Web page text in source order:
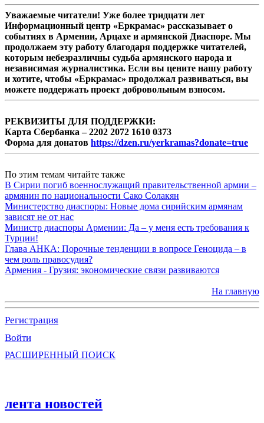
Уважаемые читатели! Уже более тридцати лет
Информационный центр «Еркрамас» рассказывает о
событиях в Армении, Арцахе и армянской Диаспоре. Мы
продолжаем эту работу благодаря поддержке читателей,
которым небезразличны судьба армянского народа и
независимая журналистика. Если вы цените нашу работу
и хотите, чтобы «Еркрамас» продолжал развиваться, вы
можете поддержать проект добровольным взносом.
РЕКВИЗИТЫ ДЛЯ ПОДДЕРЖКИ:
Карта Сбербанка – 2202 2072 1610 0373
Форма для донатов https://dzen.ru/yerkramas?donate=true
По этим темам читайте также
В Сирии погиб военнослужащий правительственной армии –
армянин по национальности Сако Солакян
Министерство диаспоры: Новые дома сирийским армянам
зависят не от нас
Министр диаспоры Армении: Да – у меня есть требования к
Турции!
Глава АНКА: Порочные тенденции в вопросе Геноцида – в
чем роль правосудия?
Армения - Грузия: экономические связи развиваются
На главную
Регистрация
Войти
РАСШИРЕННЫЙ ПОИСК
лента новостей